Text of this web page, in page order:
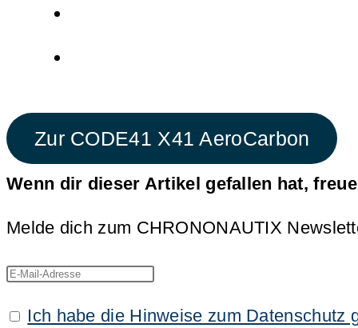
Zur CODE41 X41 AeroCarbon
Wenn dir dieser Artikel gefallen hat,
Melde dich zum CHRONONAUTIX
Ich habe die Hinweise zum Datenschutz